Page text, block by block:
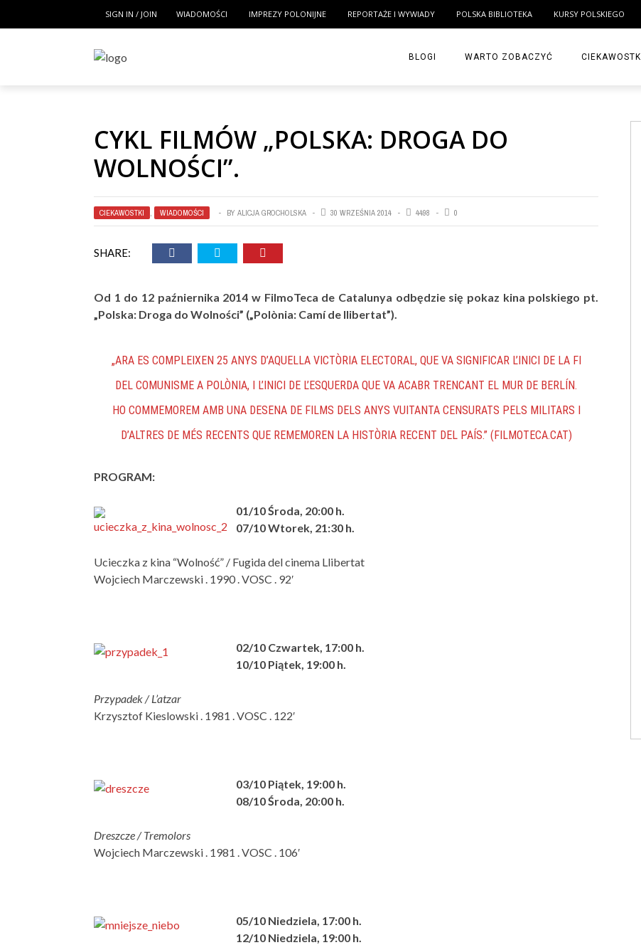
SIGN IN / JOIN WIADOMOŚCI IMPREZY POLONIJNE REPORTAŻE I WYWIADY POLSKA BIBLIOTEKA KURSY POLSKIEGO
BLOGI WARTO ZOBACZYĆ CIEKAWOSTKI
CYKL FILMÓW „POLSKA: DROGA DO
WOLNOŚCI”.
CIEKAWOSTKI , WIADOMOŚCI BY ALICJA GROCHOLSKA 30 WRZEŚNIA 2014 4498 0
SHARE:
Od 1 do 12 paźniernika 2014 w FilmoTeca de Catalunya odbędzie się pokaz kina polskiego pt.
„Polska: Droga do Wolności” („Polònia: Camí de llibertat”).
„ARA ES COMPLEIXEN 25 ANYS D’AQUELLA VICTÒRIA ELECTORAL, QUE VA SIGNIFICAR L’INICI DE LA FI
DEL COMUNISME A POLÒNIA, I L’INICI DE L’ESQUERDA QUE VA ACABR TRENCANT EL MUR DE BERLÍN.
HO COMMEMOREM AMB UNA DESENA DE FILMS DELS ANYS VUITANTA CENSURATS PELS MILITARS I
D’ALTRES DE MÉS RECENTS QUE REMEMOREN LA HISTÒRIA RECENT DEL PAÍS.” (FILMOTECA.CAT)
PROGRAM:
01/10 Środa, 20:00 h.
07/10 Wtorek, 21:30 h.
Ucieczka z kina “Wolność” / Fugida del cinema Llibertat
Wojciech Marczewski . 1990 . VOSC . 92′
02/10 Czwartek, 17:00 h.
10/10 Piątek, 19:00 h.
Przypadek / L’atzar
Krzysztof Kieslowski . 1981 . VOSC . 122′
03/10 Piątek, 19:00 h.
08/10 Środa, 20:00 h.
Dreszcze / Tremolors
Wojciech Marczewski . 1981 . VOSC . 106′
05/10 Niedziela, 17:00 h.
12/10 Niedziela, 19:00 h.